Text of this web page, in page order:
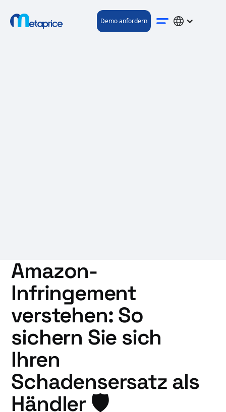
Demo anfordern
Amazon-
Infringement
verstehen: So
sichern Sie sich
Ihren
Schadensersatz als
Händler 🛡️